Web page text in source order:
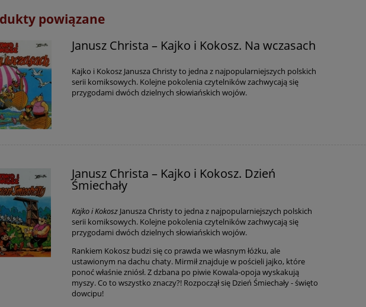
powiązane
Janusz Christa – Kajko i Kokosz. Na wczasach
Kajko i Kokosz Janusza Christy to jedna z najpopularniejszych polskich
serii komiksowych. Kolejne pokolenia czytelników zachwycają się
przygodami dwóch dzielnych słowiańskich wojów.
Janusz Christa – Kajko i Kokosz. Dzień
Śmiechały
Kajko i Kokosz Janusza Christy to jedna z najpopularniejszych polskich
serii komiksowych. Kolejne pokolenia czytelników zachwycają się
przygodami dwóch dzielnych słowiańskich wojów.
Rankiem Kokosz budzi się co prawda we własnym łóżku, ale
ustawionym na dachu chaty. Mirmił znajduje w pościeli jajko, które
ponoć właśnie zniósł. Z dzbana po piwie Kowala-opoja wyskakują
myszy. Co to wszystko znaczy?! Rozpoczął się Dzień Śmiechały - święto
dowcipu!